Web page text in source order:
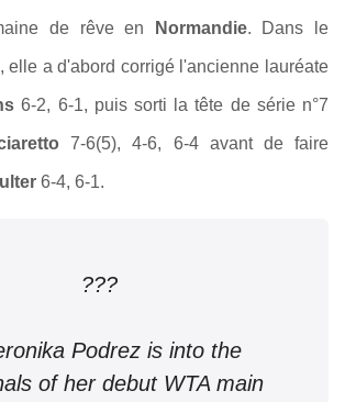
de rêve en Normandie. Dans le
elle a d'abord corrigé l'ancienne lauréate
6-2, 6-1, puis sorti la tête de série n°7
7-6(5), 4-6, 6-4 avant de faire
6-4, 6-1.
???
Podrez is into the
of her debut WTA main